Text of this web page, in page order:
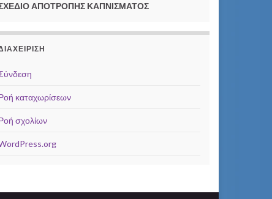
ΑΠΟΤΡΟΠΗΣ ΚΑΠΝΙΣΜΑΤΟΣ
καταχωρίσεων
σχολίων